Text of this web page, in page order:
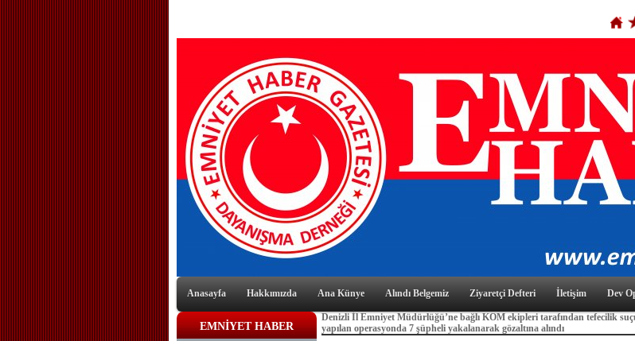
Anasayfa Hakkımızda Ana Künye Alındı Belgemiz Ziyaretçi Defteri İletişim Dev
EMNİYET HABER
Denizli İl Emniyet Müdürlüğü’ne bağlı KOM ekipleri tarafından tefecilik
yapılan operasyonda 7 şüpheli yakalanarak gözaltına alındı